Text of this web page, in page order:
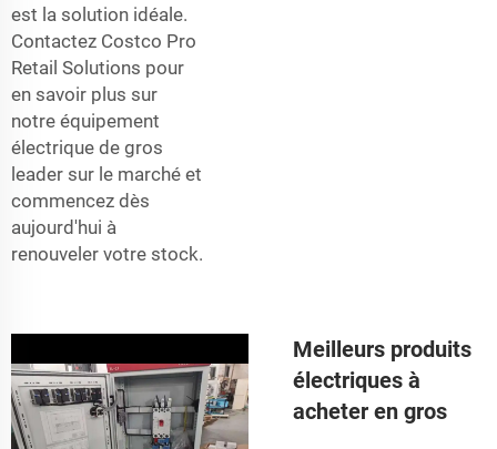
est la solution idéale.
Contactez Costco Pro
Retail Solutions pour
en savoir plus sur
notre équipement
électrique de gros
leader sur le marché et
commencez dès
aujourd'hui à
renouveler votre stock.
Meilleurs produits
électriques à
acheter en gros